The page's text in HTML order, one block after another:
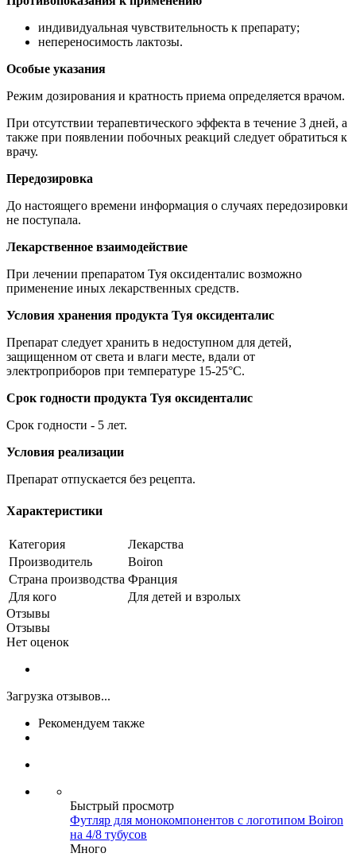
индивидуальная чувствительность к препарату;
непереносимость лактозы.
Особые указания
Режим дозирования и кратность приема определяется врачом.
При отсутствии терапевтического эффекта в течение 3 дней, а
также при появлении побочных реакций следует обратиться к
врачу.
Передозировка
До настоящего времени информация о случаях передозировки
не поступала.
Лекарственное взаимодействие
При лечении препаратом Туя оксиденталис возможно
применение иных лекарственных средств.
Условия хранения продукта Туя оксиденталис
Препарат следует хранить в недоступном для детей,
защищенном от света и влаги месте, вдали от
электроприборов при температуре 15-25°C.
Срок годности продукта Туя оксиденталис
Срок годности - 5 лет.
Условия реализации
Препарат отпускается без рецепта.
Характеристики
Категория
Лекарства
Производитель
Boiron
Страна производства Франция
Для кого
Для детей и взролых
Отзывы
Отзывы
Нет оценок
Загрузка отзывов...
Рекомендуем также
Быстрый просмотр
Футляр для монокомпонентов с логотипом Boiron
на 4/8 тубусов
Много